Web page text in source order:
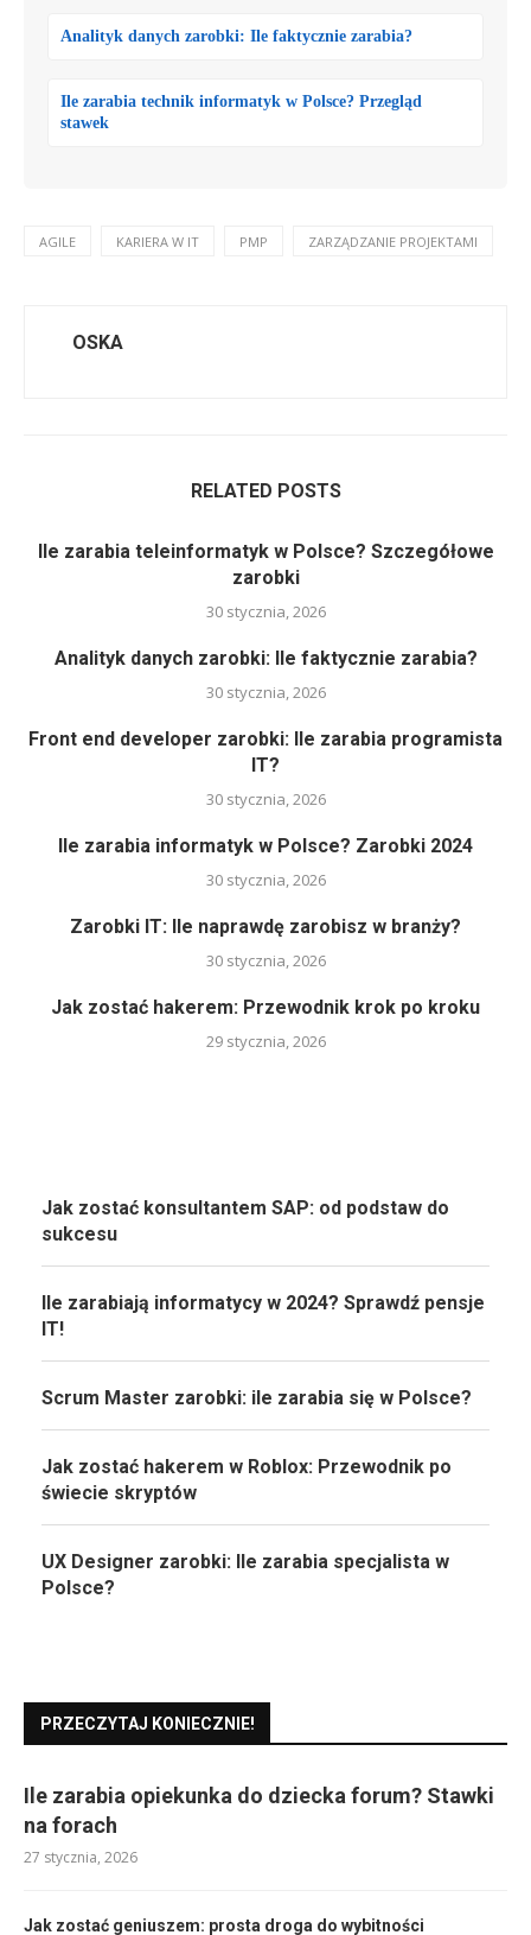
Analityk danych zarobki: Ile faktycznie zarabia?
Ile zarabia technik informatyk w Polsce? Przegląd
stawek
AGILE KARIERA W IT PMP ZARZĄDZANIE PROJEKTAMI
OSKA
RELATED POSTS
Ile zarabia teleinformatyk w Polsce? Szczegółowe
zarobki
30 stycznia, 2026
Analityk danych zarobki: Ile faktycznie zarabia?
30 stycznia, 2026
Front end developer zarobki: Ile zarabia programista
IT?
30 stycznia, 2026
Ile zarabia informatyk w Polsce? Zarobki 2024
30 stycznia, 2026
Zarobki IT: Ile naprawdę zarobisz w branży?
30 stycznia, 2026
Jak zostać hakerem: Przewodnik krok po kroku
29 stycznia, 2026
Jak zostać konsultantem SAP: od podstaw do
sukcesu
Ile zarabiają informatycy w 2024? Sprawdź pensje
IT!
Scrum Master zarobki: ile zarabia się w Polsce?
Jak zostać hakerem w Roblox: Przewodnik po
świecie skryptów
UX Designer zarobki: Ile zarabia specjalista w
Polsce?
PRZECZYTAJ KONIECZNIE!
Ile zarabia opiekunka do dziecka forum? Stawki
na forach
27 stycznia, 2026
Jak zostać geniuszem: prosta droga do wybitności